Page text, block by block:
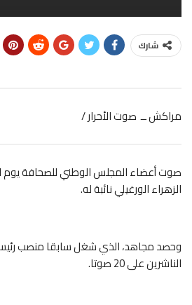
شارك
مراكش ــ صوت الأحرار /
صوت أعضاء المجلس الوطني للصحافة يوم الجمعة 5 أكتوبر 2018 بمقر
الزهراء الورغيلي نائبة له.
الناشرين على 20 صوتا.